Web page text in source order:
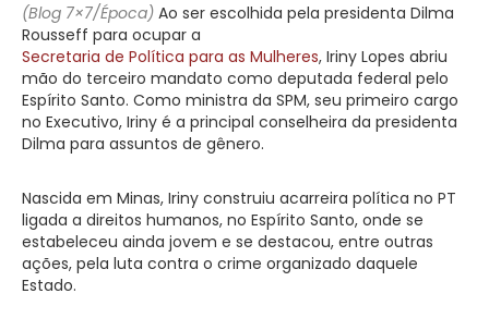
(Blog 7×7/Época) Ao ser escolhida pela presidenta Dilma
Rousseff para ocupar a
Secretaria de Política para as Mulheres, Iriny Lopes abriu
mão do terceiro mandato como deputada federal pelo
Espírito Santo. Como ministra da SPM, seu primeiro cargo
no Executivo, Iriny é a principal conselheira da presidenta
Dilma para assuntos de gênero.
Nascida em Minas, Iriny construiu acarreira política no PT
ligada a direitos humanos, no Espírito Santo, onde se
estabeleceu ainda jovem e se destacou, entre outras
ações, pela luta contra o crime organizado daquele
Estado.